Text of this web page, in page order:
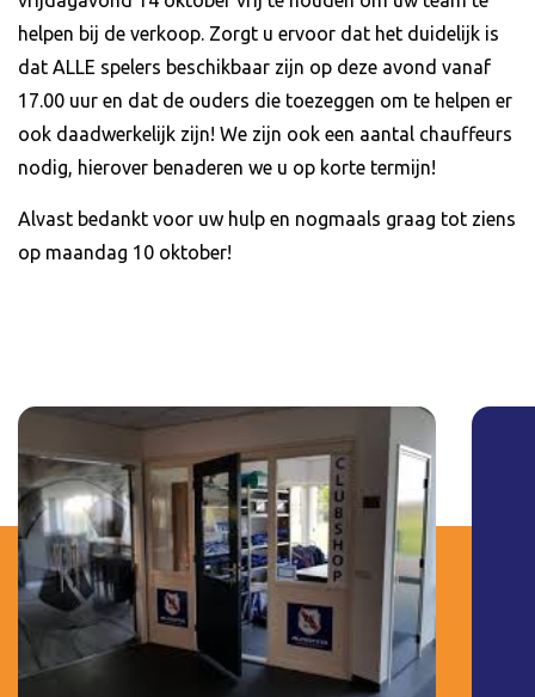
helpen bij de verkoop. Zorgt u ervoor dat het duidelijk is
dat ALLE spelers beschikbaar zijn op deze avond vanaf
17.00 uur en dat de ouders die toezeggen om te helpen er
ook daadwerkelijk zijn! We zijn ook een aantal chauffeurs
nodig, hierover benaderen we u op korte termijn!
Alvast bedankt voor uw hulp en nogmaals graag tot ziens
op maandag 10 oktober!